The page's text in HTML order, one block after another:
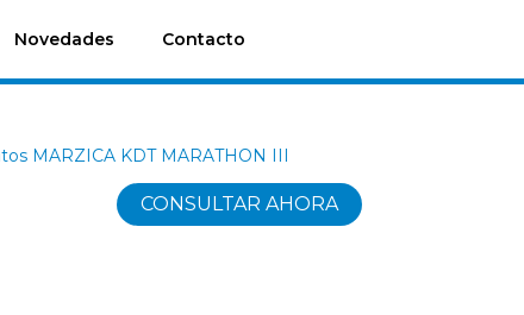
Novedades Contacto
MARZICA KDT MARATHON III
CONSULTAR AHORA